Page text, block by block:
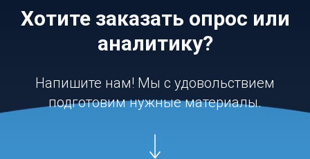
Хотите заказать опрос или
аналитику?
Напишите нам! Мы с удовольствием
подготовим нужные материалы.